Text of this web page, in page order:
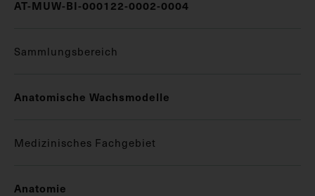
AT-MUW-BI-000122-0002-0004
Sammlungsbereich
Anatomische Wachsmodelle
Medizinisches Fachgebiet
Anatomie